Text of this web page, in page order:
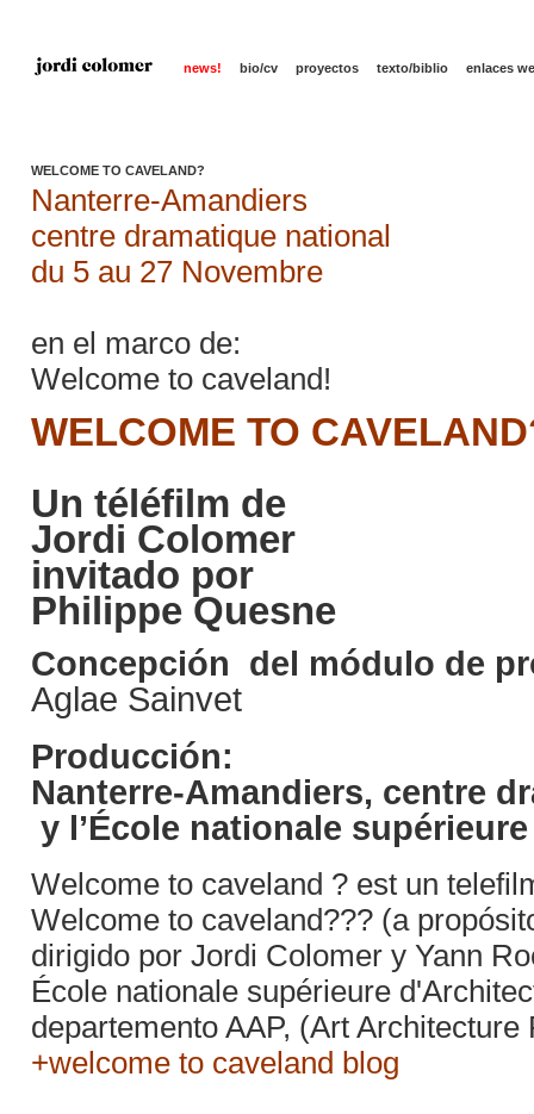
news! bio/cv proyectos texto/biblio enlaces
WELCOME TO CAVELAND?
Nanterre-Amandiers
centre dramatique national
du 5 au 27 Novembre
en el marco de:
Welcome to caveland!
WELCOME TO
Un téléfilm de
Jordi Colomer
invitado por
Philippe Quesne
Concepción del módulo de
Aglae Sainvet
Producción:
Nanterre‑Amandiers, centre
y l’École nationale
Welcome to caveland ? est un
Welcome to caveland??? (a
dirigido por Jordi Colomer y Yann
École nationale supérieure
departemento AAP, (Art Architecture
+welcome to caveland blog